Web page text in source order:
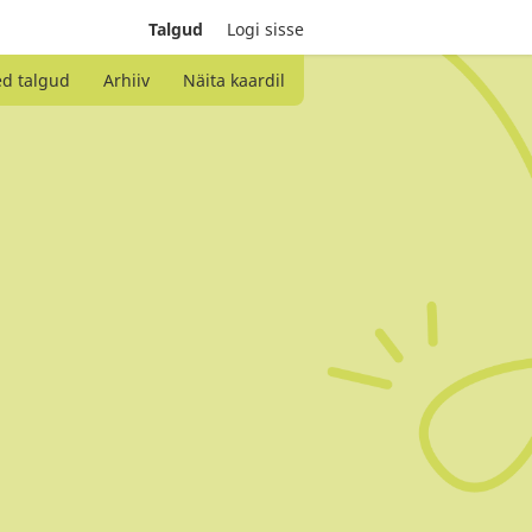
Talgud Logi sisse
talgud Arhiiv Näita kaardil